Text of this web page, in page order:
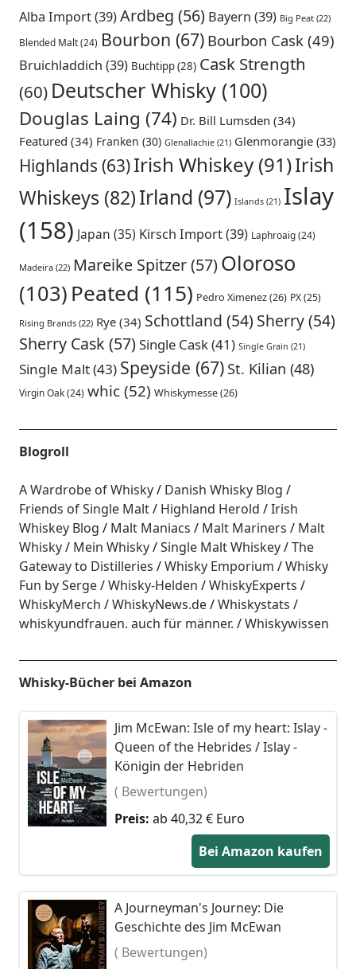
Alba Import(39)Ardbeg (56) Bayern (39) Big Peat(22)
Blended Malt(24) Bourbon (67) Bourbon Cask(49)
Bruichladdich (39) Buchtipp(28) Cask Strength
(60) Deutscher Whisky(100)
Douglas Laing (74) Dr. Bill Lumsden (34)
Featured (34) Franken (30) Glenallachie(21) Glenmorangie(33)
Highlands (63)Irish Whiskey(91)Irish
Whiskeys (82)Irland (97) Islands(21) Islay
(158) Japan (35) Kirsch Import(39) Laphroaig(24)
Madeira(22) Mareike Spitzer(57)Oloroso
(103) Peated (115) Pedro Ximenez(26) PX(25)
Rising Brands(22) Rye(34) Schottland (54) Sherry(54)
Sherry Cask (57)Single Cask(41) Single Grain (21)
Single Malt(43) Speyside (67) St. Kilian (48)
Virgin Oak(24) whic(52) Whiskymesse(26)
Blogroll
A Wardrobe of Whisky
Danish Whisky Blog
Friends of Single Malt
Highland Herold
Irish
Whiskey Blog
Malt Maniacs Malt Mariners
Malt
Whisky
Mein Whisky Single Malt Whiskey
The
Gateway to Distilleries
Whisky Emporium
Whisky
Fun by Serge
Whisky-Helden
WhiskyExperts
WhiskyMerch
WhiskyNews.de
Whiskystats
whiskyundfrauen. auch für männer.
Whiskywissen
Whisky-Bücher bei Amazon
Jim McEwan: Isle of my heart: Islay -
Queen of the Hebrides / Islay -
Königin der Hebriden
( Bewertungen)
Preis: ab 40,32 € Euro
Bei Amazon kaufen
A Journeyman's Journey: Die
Geschichte des Jim McEwan
( Bewertungen)